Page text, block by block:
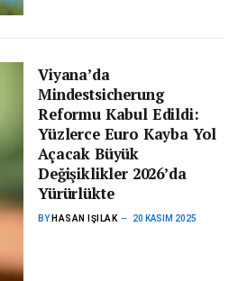
Viyana’da
Mindestsicherung
Reformu Kabul Edildi:
Yüzlerce Euro Kayba Yol
Açacak Büyük
Değişiklikler 2026’da
Yürürlükte
BY HASAN IŞILAK 20 KASIM 2025